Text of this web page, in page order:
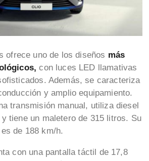
ofrece uno de los diseños más
con luces LED llamativas
Además, se caracteriza
y amplio equipamiento.
transmisión manual, utiliza diesel
tiene un maletero de 315 litros. Su
de 188 km/h.
con una pantalla táctil de 17,8